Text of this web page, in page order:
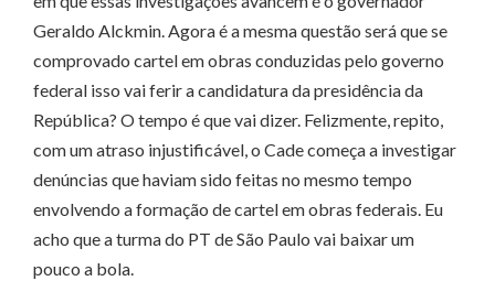
Geraldo Alckmin. Agora é a mesma questão será que se
comprovado cartel em obras conduzidas pelo governo
federal isso vai ferir a candidatura da presidência da
República? O tempo é que vai dizer. Felizmente, repito,
com um atraso injustificável, o Cade começa a investigar
denúncias que haviam sido feitas no mesmo tempo
envolvendo a formação de cartel em obras federais. Eu
acho que a turma do PT de São Paulo vai baixar um
pouco a bola.